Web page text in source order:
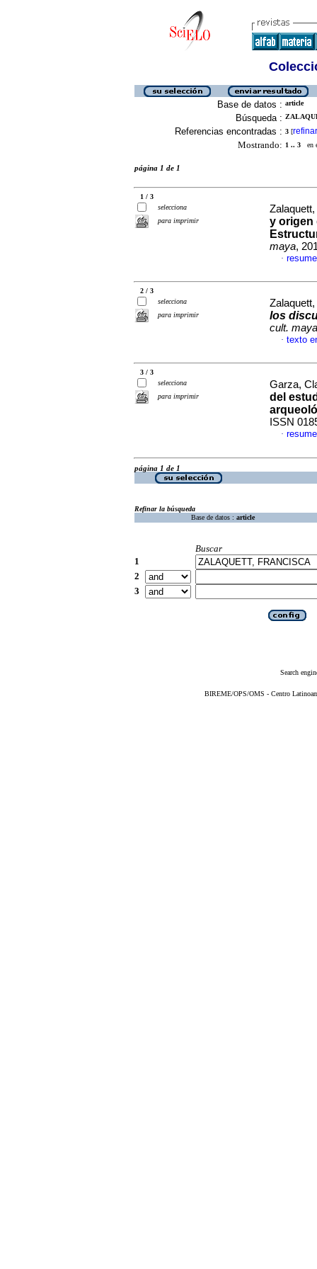
Base de datos : article
Búsqueda :
Referencias encontradas : 3 [refinar
Mostrando: 1 .. 3 en
página 1 de 1
1 / 3
selecciona
para imprimir
y origen
maya,
·
2 / 3
selecciona
para imprimir
los
cult. maya
· texto
3 / 3
selecciona
para imprimir
Garza,
del
ISSN
·
página 1 de 1
Refinar la búsqueda
Base de datos : article
Buscar
1
2
3
Search
BIREME/OPS/OMS - Centro